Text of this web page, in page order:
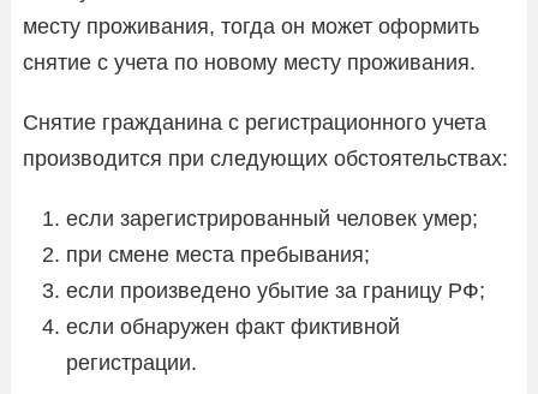
месту проживания, тогда он может оформить
снятие с учета по новому месту проживания.
Снятие гражданина с регистрационного учета
производится при следующих обстоятельствах:
если зарегистрированный человек умер;
при смене места пребывания;
если произведено убытие за границу РФ;
если обнаружен факт фиктивной
регистрации.